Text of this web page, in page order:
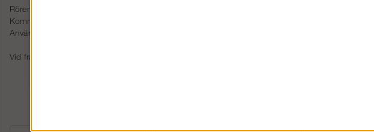
Rören monteras vertikalt på skyltställningens horisontalstag. Plåtskylten monteras sedan på de
Kommer diagonalstagen i vägen för montaget kan dessa monteras 50 cm upp eller ner på
Använd ALLTD samma intäckning på alla sidor för att undvia att skyltställningen tar vind.
Vid frågor om hur många paket som behövs kontakta oss.